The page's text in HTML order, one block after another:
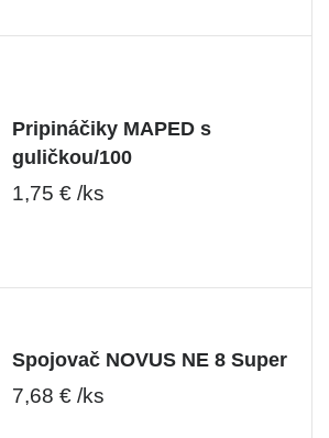
Pripináčiky MAPED s
guličkou/100
1,75 € /ks
Spojovač NOVUS NE 8 Super
7,68 € /ks